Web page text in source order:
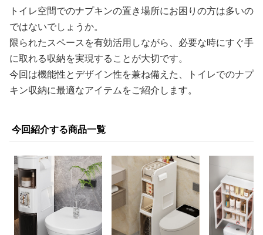
トイレ空間でのナプキンの置き場所にお困りの方は多いの
ではないでしょうか。
限られたスペースを有効活用しながら、必要な時にすぐ手
に取れる収納を実現することが大切です。
今回は機能性とデザイン性を兼ね備えた、トイレでのナプ
キン収納に最適なアイテムをご紹介します。
今回紹介する商品一覧